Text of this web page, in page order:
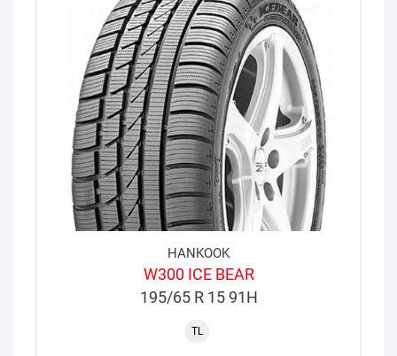
HANKOOK
W300 ICE BEAR
195/65 R 15 91H
TL